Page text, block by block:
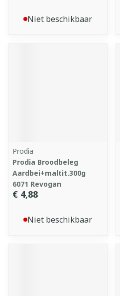
Niet beschikbaar
Prodia
Prodia Broodbeleg
Aardbei+maltit.300g
6071 Revogan
€ 4,88
Niet beschikbaar